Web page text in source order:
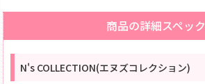
商品の詳細スペック
N's COLLECTION(エヌズコレクション)